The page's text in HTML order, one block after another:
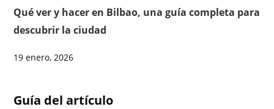
Qué ver y hacer en Bilbao, una guía completa para
descubrir la ciudad
19 enero, 2026
Guía del artículo